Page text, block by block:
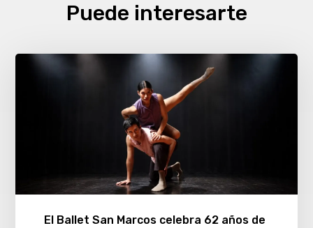
Puede interesarte
El Ballet San Marcos celebra 62 años de